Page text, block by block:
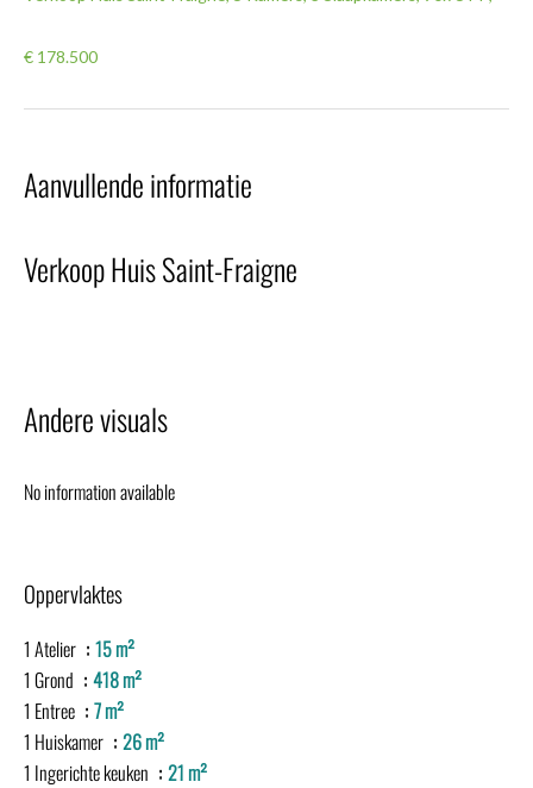
€ 178.500
Aanvullende informatie
Verkoop Huis Saint-Fraigne
Andere visuals
No information available
Oppervlaktes
1 Atelier
15 m²
1 Grond
418 m²
1 Entree
7 m²
1 Huiskamer
26 m²
1 Ingerichte keuken
21 m²